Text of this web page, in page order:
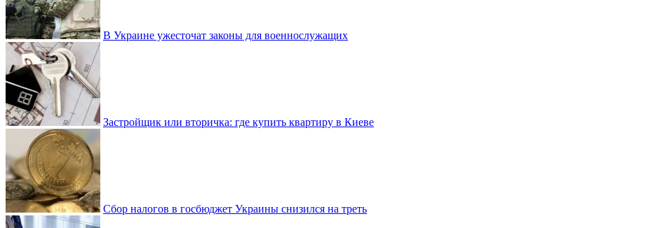
В Украине ужесточат законы для военнослужащих
Застройщик или вторичка: где купить квартиру в Киеве
Сбор налогов в госбюджет Украины снизился на треть